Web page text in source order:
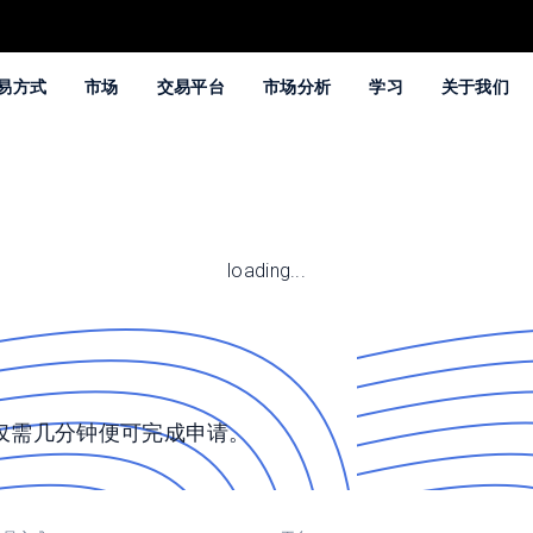
方式 市场 交易平台 市场分析 学习 关于我们
loading...
几分钟便可完成申请。